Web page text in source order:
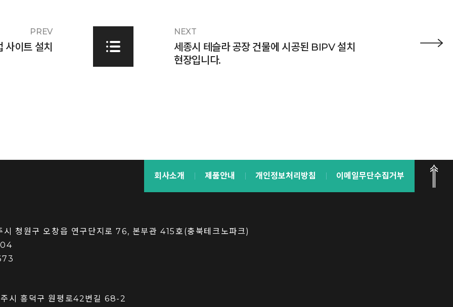
PREV
사이트 설치
NEXT
세종시 테슬라 공장 건물에 시공된 BIPV 설치
현장입니다.
회사소개 제품안내 개인정보처리방침 이메일무단수집거부
청원구 오창읍 연구단지로 76, 본부관 415호(충북테크노파크)
시 흥덕구 원평로42번길 68-2